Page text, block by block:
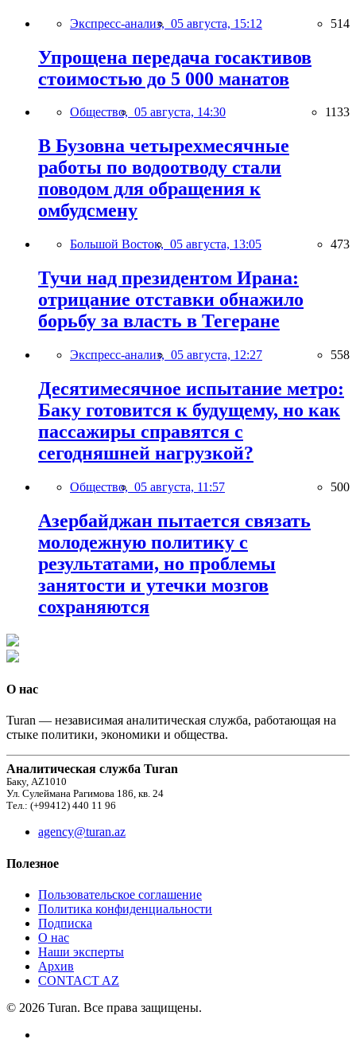
Экспресс-анализ, 05 августа, 15:12 514
Упрощена передача госактивов
стоимостью до 5 000 манатов
Общество, 05 августа, 14:30 1133
В Бузовна четырехмесячные
работы по водоотводу стали
поводом для обращения к
омбудсмену
Большой Восток, 05 августа, 13:05 473
Тучи над президентом Ирана:
отрицание отставки обнажило
борьбу за власть в Тегеране
Экспресс-анализ, 05 августа, 12:27 558
Десятимесячное испытание метро:
Баку готовится к будущему, но как
пассажиры справятся с
сегодняшней нагрузкой?
Общество, 05 августа, 11:57 500
Азербайджан пытается связать
молодежную политику с
результатами, но проблемы
занятости и утечки мозгов
сохраняются
О нас
Turan — независимая аналитическая служба, работающая на
стыке политики, экономики и общества.
Аналитическая служба Turan
Баку, AZ1010
Ул. Сулеймана Рагимова 186, кв. 24
Тел.: (+99412) 440 11 96
agency@turan.az
Полезное
Пользовательское соглашение
Политика конфиденциальности
Подписка
О нас
Наши эксперты
Архив
CONTACT AZ
© 2026 Turan. Все права защищены.